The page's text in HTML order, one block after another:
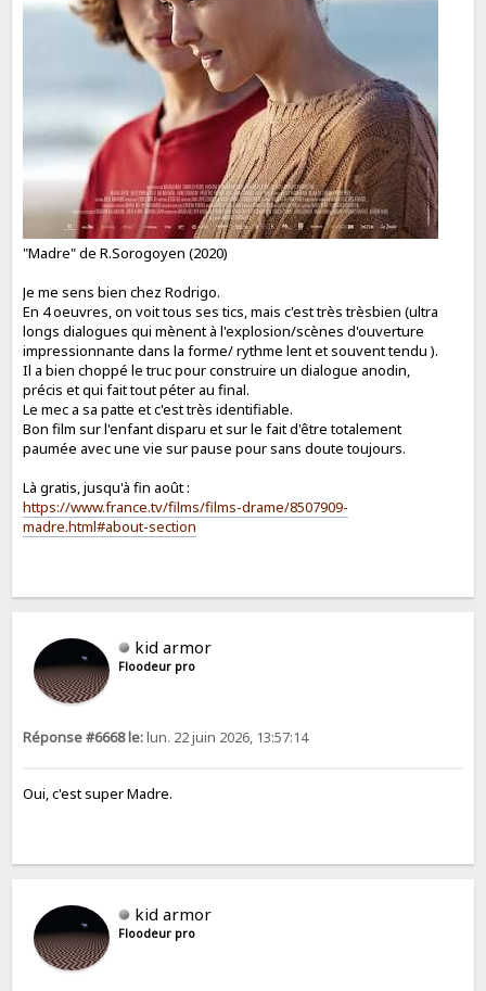
"Madre" de R.Sorogoyen (2020)
Je me sens bien chez Rodrigo.
En 4 oeuvres, on voit tous ses tics, mais c'est très trèsbien (ultra
longs dialogues qui mènent à l'explosion/scènes d'ouverture
impressionnante dans la forme/ rythme lent et souvent tendu ).
Il a bien choppé le truc pour construire un dialogue anodin,
précis et qui fait tout péter au final.
Le mec a sa patte et c'est très identifiable.
Bon film sur l'enfant disparu et sur le fait d'être totalement
paumée avec une vie sur pause pour sans doute toujours.
Là gratis, jusqu'à fin août :
https://www.france.tv/films/films-drame/8507909-
madre.html#about-section
kid armor
Floodeur pro
Réponse #6668 le:lun. 22 juin 2026, 13:57:14
Oui, c'est super Madre.
kid armor
Floodeur pro